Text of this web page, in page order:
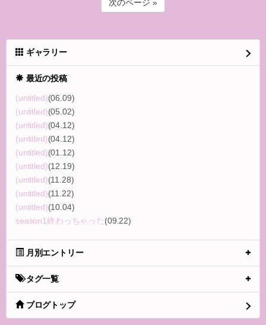
次のページ »
ギャラリー
最近の投稿
(untitled)(06.09)
(untitled)(05.02)
(untitled)(04.12)
(untitled)(04.12)
(untitled)(01.12)
(untitled)(12.19)
(untitled)(11.28)
(untitled)(11.22)
(untitled)(10.04)
season1終わっちゃった(09.22)
月別エントリー
タグ一覧
ブログトップ